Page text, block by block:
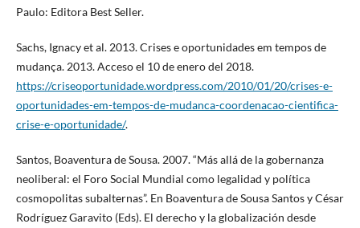
Paulo: Editora Best Seller.
Sachs, Ignacy et al. 2013. Crises e oportunidades em tempos de
mudança. 2013. Acceso el 10 de enero del 2018.
https://criseoportunidade.wordpress.com/2010/01/20/crises-e-
oportunidades-em-tempos-de-mudanca-coordenacao-cientifica-
crise-e-oportunidade/.
Santos, Boaventura de Sousa. 2007. “Más allá de la gobernanza
neoliberal: el Foro Social Mundial como legalidad y política
cosmopolitas subalternas”. En Boaventura de Sousa Santos y César
Rodríguez Garavito (Eds). El derecho y la globalización desde